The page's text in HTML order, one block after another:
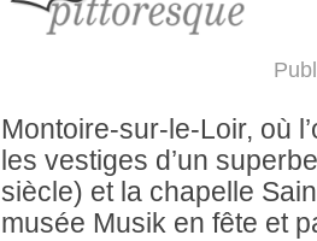
Montoire-sur-le-Loir, où
les vestiges d’un
siècle) et la chapelle
musée Musik en fête et